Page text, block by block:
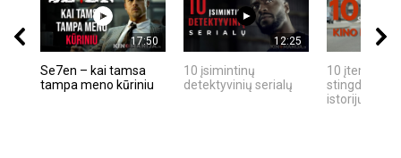
17:50
Se7en – kai tamsa
tampa meno kūriniu
12:25
10 įsimintinų
detektyvinių serialų
10 įtemptų,
stingdančių
istorijų